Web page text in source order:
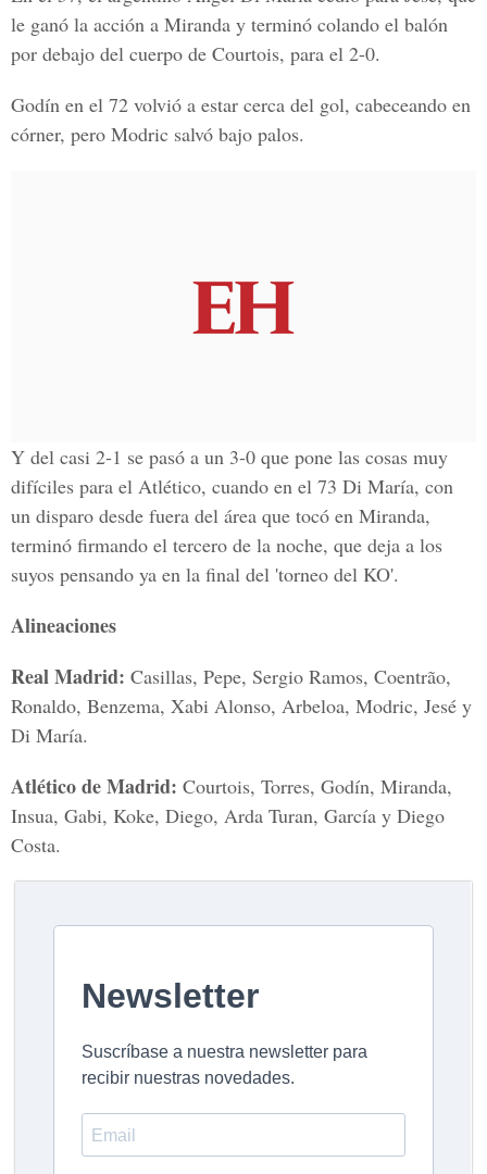
le ganó la acción a Miranda y terminó colando el balón
por debajo del cuerpo de Courtois, para el 2-0.
Godín en el 72 volvió a estar cerca del gol, cabeceando en
córner, pero Modric salvó bajo palos.
Y del casi 2-1 se pasó a un 3-0 que pone las cosas muy
difíciles para el Atlético, cuando en el 73 Di María, con
un disparo desde fuera del área que tocó en Miranda,
terminó firmando el tercero de la noche, que deja a los
suyos pensando ya en la final del 'torneo del KO'.
Alineaciones
Real Madrid: Casillas, Pepe, Sergio Ramos, Coentrão,
Ronaldo, Benzema, Xabi Alonso, Arbeloa, Modric, Jesé y
Di María.
Atlético de Madrid: Courtois, Torres, Godín, Miranda,
Insua, Gabi, Koke, Diego, Arda Turan, García y Diego
Costa.